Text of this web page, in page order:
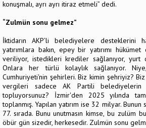
konuşmalı, ayrı ayrı itiraz etmeli” dedi.
“Zulmün sonu gelmez”
İktidarın AKP’li belediyelere desteklerini
yatırımlara bakın, epey bir yatırımı
veriliyor, istedikleri krediler sağlanıyor, yurt
Onlara her türlü kolaylık sağlanıyor.
Cumhuriyeti'nin şehirleri. Biz kimin şehriyiz?
vergileri sadece AK Partili
topluyorsunuz? İzmir'den 2025 yılında
toplanmış. Yapılan yatırım ise 32 milyar. Bunun
77. sırada. Bunu unutmasın kimse, bu zulüm
öbür gün sizedir, herkesedir. Zulmün sonu